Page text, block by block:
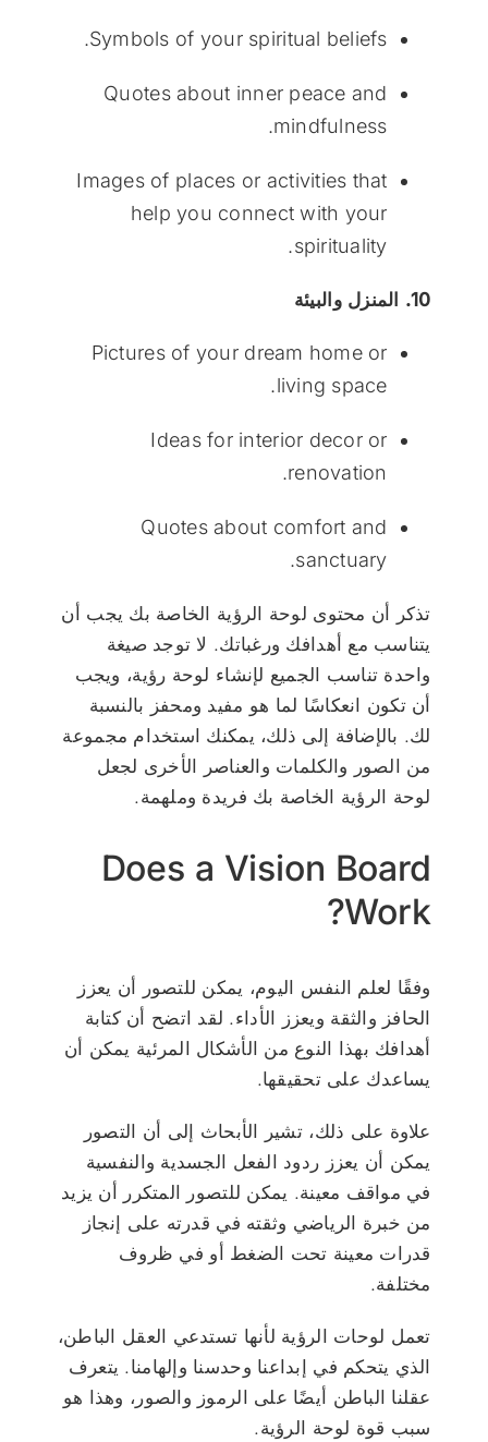
Symbols of your spiritual beliefs.
Quotes about inner peace and
mindfulness.
Images of places or activities that
help you connect with your
spirituality.
10. المنزل والبيئة
Pictures of your dream home or
living space.
Ideas for interior decor or
renovation.
Quotes about comfort and
sanctuary.
تذكر أن محتوى لوحة الرؤية الخاصة بك يجب أن
يتناسب مع أهدافك ورغباتك. لا توجد صيغة
واحدة تناسب الجميع لإنشاء لوحة رؤية، ويجب
أن تكون انعكاسًا لما هو مفيد ومحفز بالنسبة
لك. بالإضافة إلى ذلك، يمكنك استخدام مجموعة
من الصور والكلمات والعناصر الأخرى لجعل
لوحة الرؤية الخاصة بك فريدة وملهمة.
Does a Vision Board
Work?
وفقًا لعلم النفس اليوم، يمكن للتصور أن يعزز
الحافز والثقة ويعزز الأداء. لقد اتضح أن كتابة
أهدافك بهذا النوع من الأشكال المرئية يمكن أن
يساعدك على تحقيقها.
علاوة على ذلك، تشير الأبحاث إلى أن التصور
يمكن أن يعزز ردود الفعل الجسدية والنفسية
في مواقف معينة. يمكن للتصور المتكرر أن يزيد
من خبرة الرياضي وثقته في قدرته على إنجاز
قدرات معينة تحت الضغط أو في ظروف
مختلفة.
تعمل لوحات الرؤية لأنها تستدعي العقل الباطن،
الذي يتحكم في إبداعنا وحدسنا وإلهامنا. يتعرف
عقلنا الباطن أيضًا على الرموز والصور، وهذا هو
سبب قوة لوحة الرؤية.